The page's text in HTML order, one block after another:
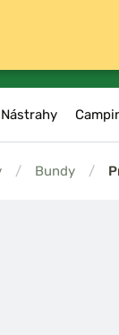
Nástrahy
/ Bundy /